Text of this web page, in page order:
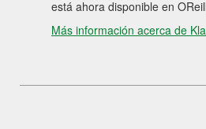
está ahora disponible en
Más información acerca de